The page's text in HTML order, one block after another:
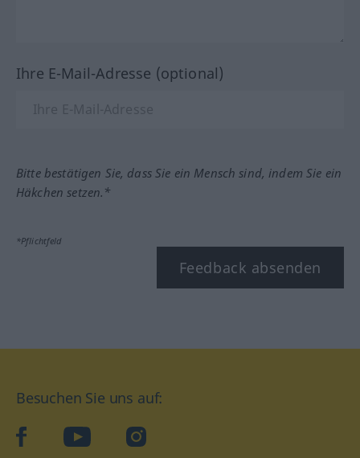
Ihre E-Mail-Adresse (optional)
Bitte bestätigen Sie, dass Sie ein Mensch sind, indem Sie ein
Häkchen setzen.*
*Pflichtfeld
Feedback absenden
Besuchen Sie uns auf:
facebookYouTube Instagram